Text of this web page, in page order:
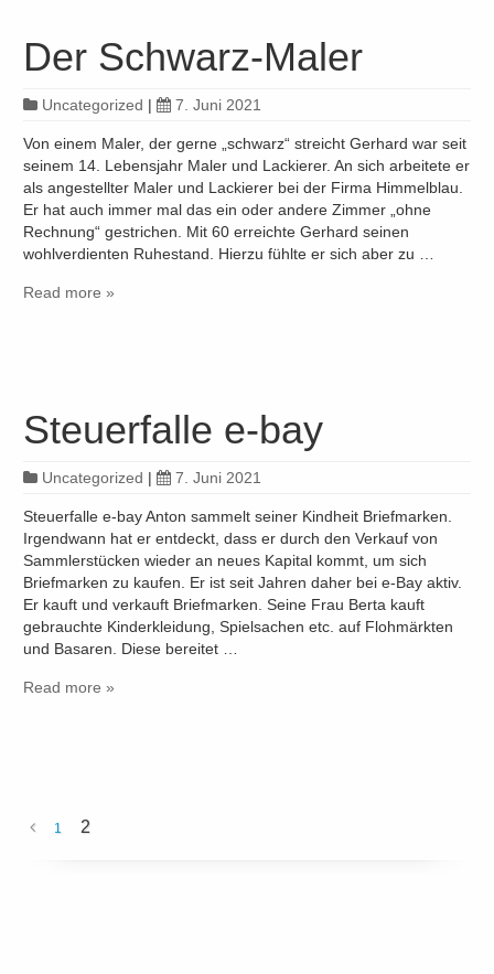
Der Schwarz-Maler
Uncategorized | 7. Juni 2021
Von einem Maler, der gerne „schwarz“ streicht Gerhard war seit
seinem 14. Lebensjahr Maler und Lackierer. An sich arbeitete er
als angestellter Maler und Lackierer bei der Firma Himmelblau.
Er hat auch immer mal das ein oder andere Zimmer „ohne
Rechnung“ gestrichen. Mit 60 erreichte Gerhard seinen
wohlverdienten Ruhestand. Hierzu fühlte er sich aber zu …
Read more »
Steuerfalle e-bay
Uncategorized | 7. Juni 2021
Steuerfalle e-bay Anton sammelt seiner Kindheit Briefmarken.
Irgendwann hat er entdeckt, dass er durch den Verkauf von
Sammlerstücken wieder an neues Kapital kommt, um sich
Briefmarken zu kaufen. Er ist seit Jahren daher bei e-Bay aktiv.
Er kauft und verkauft Briefmarken. Seine Frau Berta kauft
gebrauchte Kinderkleidung, Spielsachen etc. auf Flohmärkten
und Basaren. Diese bereitet …
Read more »
1 2